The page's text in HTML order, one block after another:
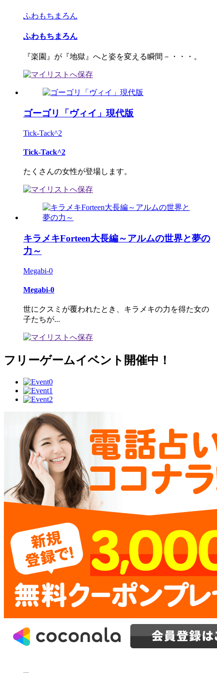
ふわもちまろん
ふわもちまろん
『楽園』が『地獄』へと姿を変える瞬間－・・・。
ゴーゴリ「ヴィイ」現代版
Tick-Tack^2
Tick-Tack^2
たくさんの女性が登場します。
キラメキForteen大長編～アルムの世界と夢の
力～
Megabi-0
Megabi-0
世にクスミが覆われたとき、キラメキの力を得た女の
子たちが...
フリーゲームイベント開催中！